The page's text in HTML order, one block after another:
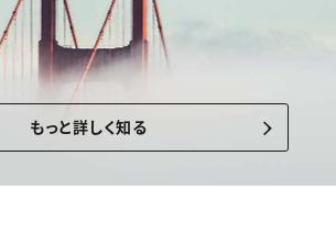
もっと詳しく知る